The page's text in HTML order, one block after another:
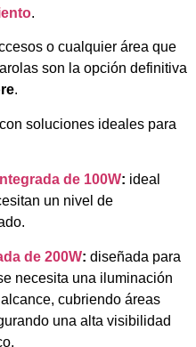
.
o cualquier área que
son la opción definitiva
.
soluciones ideales para
de 100W: ideal
un nivel de
de 200W: diseñada para
necesita una iluminación
cubriendo áreas
una alta visibilidad